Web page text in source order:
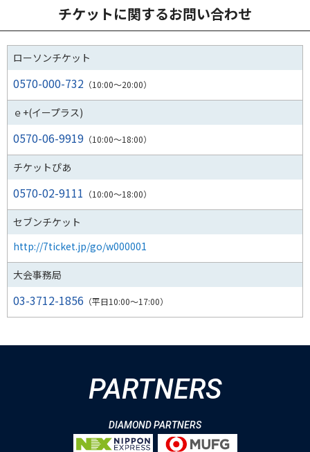
チケットに関するお問い合わせ
ローソンチケット
0570-000-732 （10:00～20:00）
ｅ+(イープラス)
0570-06-9919 （10:00～18:00）
チケットぴあ
0570-02-9111 （10:00～18:00）
セブンチケット
http://7ticket.jp/go/w000001
大会事務局
03-3712-1856 （平日10:00～17:00）
PARTNERS
DIAMOND PARTNERS